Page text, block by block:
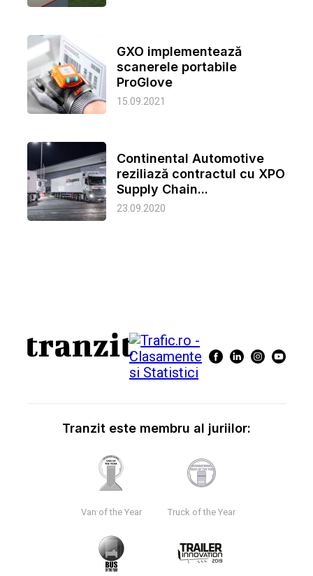
GXO implementează
scanerele portabile
ProGlove
15.09.2021
Continental Automotive
reziliază contractul cu XPO
Supply Chain...
23.09.2020
Tranzit este membru al juriilor:
Van of the Year Truck of the Year